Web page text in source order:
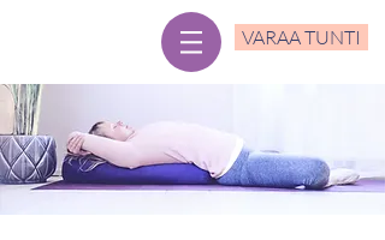
VARAA TUNTI